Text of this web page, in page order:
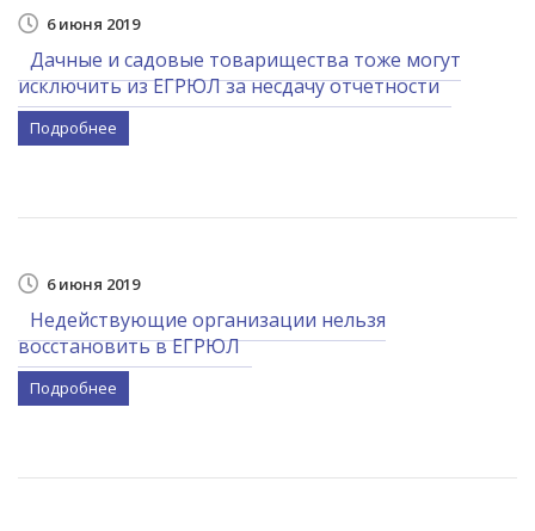
6 июня 2019
Дачные и садовые товарищества тоже могут
исключить из ЕГРЮЛ за несдачу отчетности
Подробнее
6 июня 2019
Недействующие организации нельзя
восстановить в ЕГРЮЛ
Подробнее